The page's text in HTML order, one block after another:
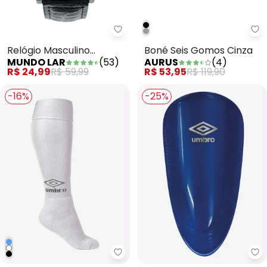
Mundo Lar - Relógio Masculino
Relógio Masculino
Redondo Preto 1 Peça
MUNDO LAR (53)
R$ 24,99R$ 59,99
Boné Seis Gomos Cinza
AURUS
(4)
R$ 53,95R$ 119,90
-16%
Meião Umbro Classic (Branco)
-25%